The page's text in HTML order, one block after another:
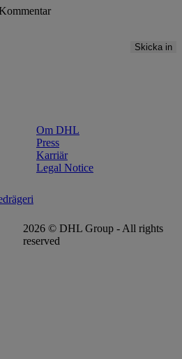
Skicka in
Om DHL
Press
Karriär
Legal Notice
2026 © DHL Group - All rights
reserved